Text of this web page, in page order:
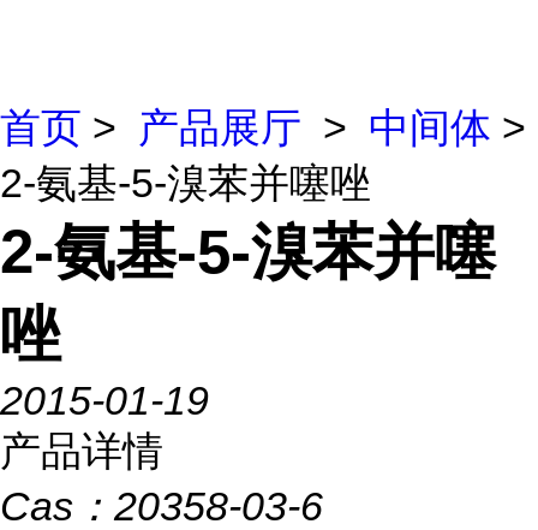
首页 > 产品展厅 > 中间体 >
2-氨基-5-溴苯并噻唑
2-氨基-5-溴苯并噻
唑
2015-01-19
产品详情
Cas： 20358-03-6